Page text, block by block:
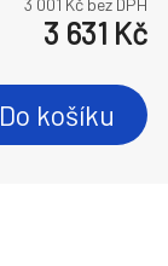
3 001 Kč bez DPH
3 631 Kč
Do košíku